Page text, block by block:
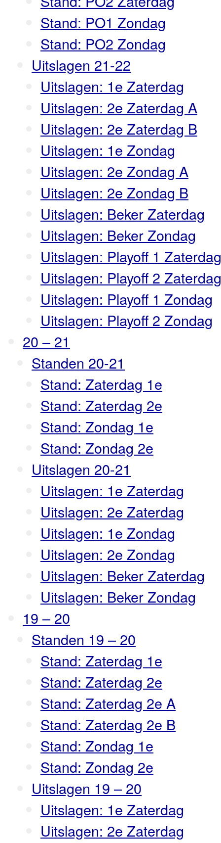
Stand: PO1 Zondag
Stand: PO2 Zondag
Uitslagen 21-22
Uitslagen: 1e Zaterdag
Uitslagen: 2e Zaterdag A
Uitslagen: 2e Zaterdag B
Uitslagen: 1e Zondag
Uitslagen: 2e Zondag A
Uitslagen: 2e Zondag B
Uitslagen: Beker Zaterdag
Uitslagen: Beker Zondag
Uitslagen: Playoff 1 Zaterdag
Uitslagen: Playoff 2 Zaterdag
Uitslagen: Playoff 1 Zondag
Uitslagen: Playoff 2 Zondag
20 – 21
Standen 20-21
Stand: Zaterdag 1e
Stand: Zaterdag 2e
Stand: Zondag 1e
Stand: Zondag 2e
Uitslagen 20-21
Uitslagen: 1e Zaterdag
Uitslagen: 2e Zaterdag
Uitslagen: 1e Zondag
Uitslagen: 2e Zondag
Uitslagen: Beker Zaterdag
Uitslagen: Beker Zondag
19 – 20
Standen 19 – 20
Stand: Zaterdag 1e
Stand: Zaterdag 2e
Stand: Zaterdag 2e A
Stand: Zaterdag 2e B
Stand: Zondag 1e
Stand: Zondag 2e
Uitslagen 19 – 20
Uitslagen: 1e Zaterdag
Uitslagen: 2e Zaterdag